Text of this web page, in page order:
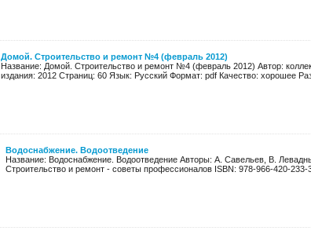
Домой. Строительство и ремонт №4 (февраль 2012)
Название: Домой. Строительство и ремонт №4 (февраль 2012) Автор:
издания: 2012 Страниц: 60 Язык: Русский Формат: pdf Качество: хорошее
Водоснабжение. Водоотведение
Название: Водоснабжение. Водоотведение Авторы: А. Савельев, В.
Строительство и ремонт - советы профессионалов ISBN: 978-966-420-